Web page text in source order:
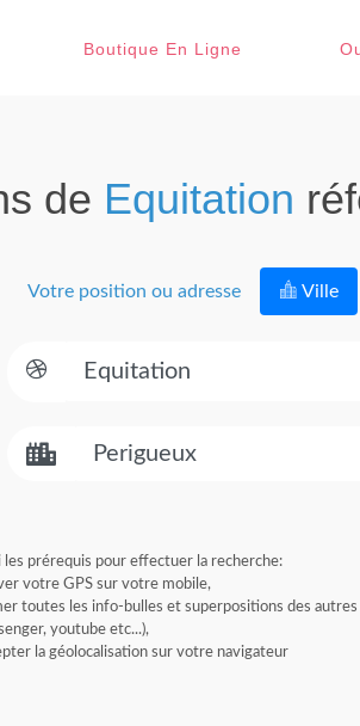
Boutique En Ligne
de Equitation
Votre position ou adresse Ville
les prérequis pour effectuer la recherche:
votre GPS sur votre mobile,
toutes les info-bulles et superpositions des autres
youtube etc...),
la géolocalisation sur votre navigateur